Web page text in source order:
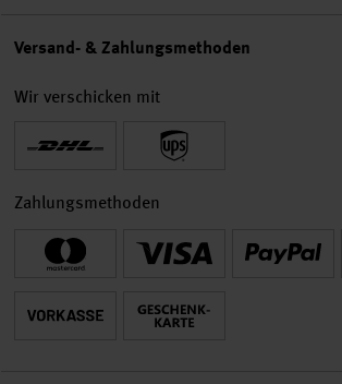
Versand- & Zahlungsmethoden
Wir verschicken mit
Zahlungsmethoden